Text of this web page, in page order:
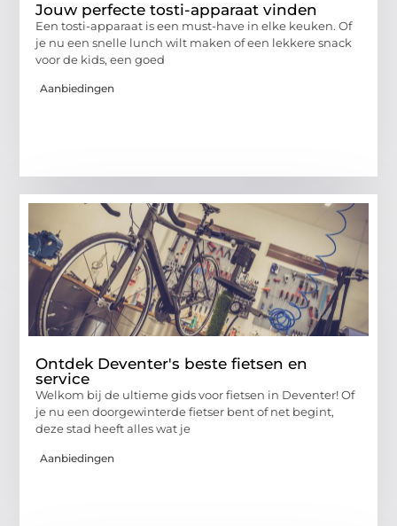
Jouw perfecte tosti-apparaat vinden
Een tosti-apparaat is een must-have in elke keuken. Of
je nu een snelle lunch wilt maken of een lekkere snack
voor de kids, een goed
Aanbiedingen
Ontdek Deventer's beste fietsen en
service
Welkom bij de ultieme gids voor fietsen in Deventer! Of
je nu een doorgewinterde fietser bent of net begint,
deze stad heeft alles wat je
Aanbiedingen